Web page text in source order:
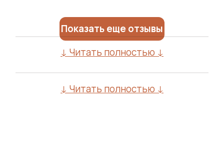
Показать еще отзывы
↓ Читать полностью ↓
↓ Читать полностью ↓